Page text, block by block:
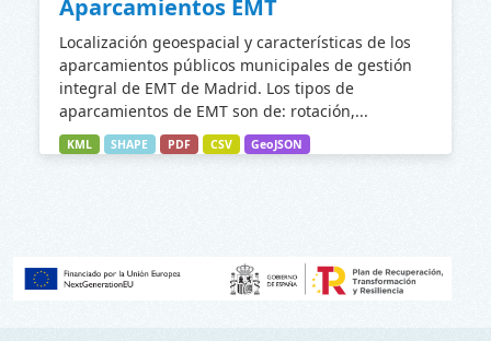
Aparcamientos EMT
Localización geoespacial y características de los
aparcamientos públicos municipales de gestión
integral de EMT de Madrid. Los tipos de
aparcamientos de EMT son de: rotación,...
KML SHAPE PDF CSV GeoJSON